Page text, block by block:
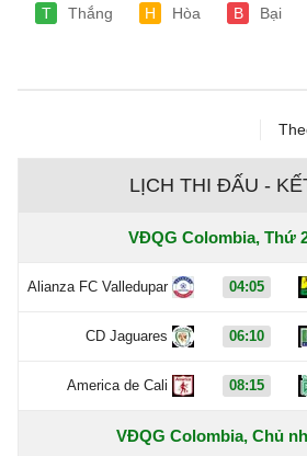
T Thắng H Hòa B Bại
LỊCH THI ĐẤU -
VĐQG Colombia, Thứ
Alianza FC Valledupar 04:05
CD Jaguares 06:10
America de Cali 08:15
VĐQG Colombia, Chủ